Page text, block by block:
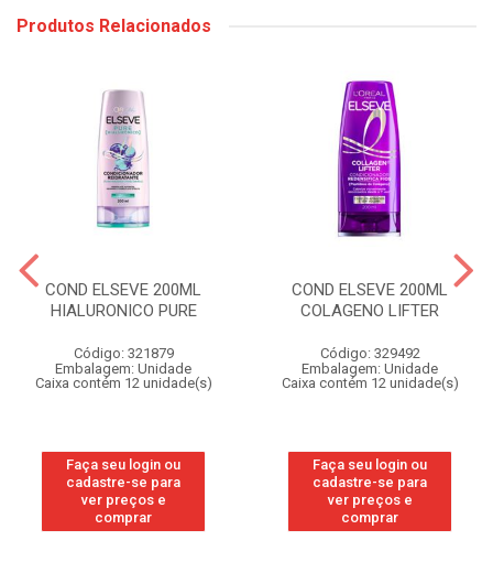
Produtos Relacionados
COND ELSEVE 200ML
HIALURONICO PURE
Código: 321879
Embalagem: Unidade
Caixa contém 12 unidade(s)
Faça seu login ou
cadastre-se para
ver preços e
comprar
COND ELSEVE 200ML
COLAGENO LIFTER
Código: 329492
Embalagem: Unidade
Caixa contém 12 unidade(s)
Faça seu login ou
cadastre-se para
ver preços e
comprar